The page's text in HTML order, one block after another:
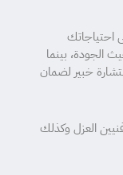
احتياجاتك
الجودة، بينما
خبير لضمان
العزل وكذلك